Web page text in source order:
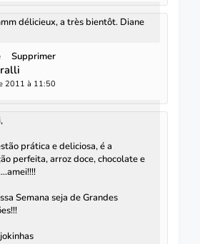
délicieux, a très bientôt. Diane
Supprimer
2011 à 11:50
prática e deliciosa, é a
perfeita, arroz doce, chocolate e
Semana seja de Grandes